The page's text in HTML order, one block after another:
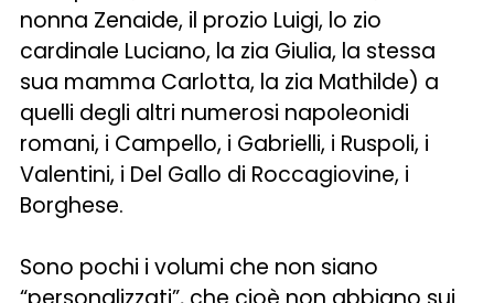
nonna Zenaide, il prozio Luigi, lo zio
cardinale Luciano, la zia Giulia, la stessa
sua mamma Carlotta, la zia Mathilde) a
quelli degli altri numerosi napoleonidi
romani, i Campello, i Gabrielli, i Ruspoli, i
Valentini, i Del Gallo di Roccagiovine, i
Borghese.
Sono pochi i volumi che non siano